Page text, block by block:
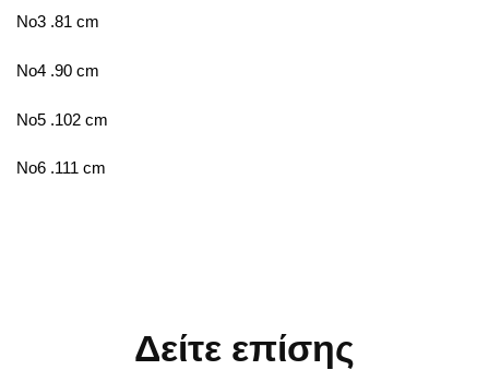
No3 .81 cm
No4 .90 cm
No5 .102 cm
No6 .111 cm
Δείτε επίσης